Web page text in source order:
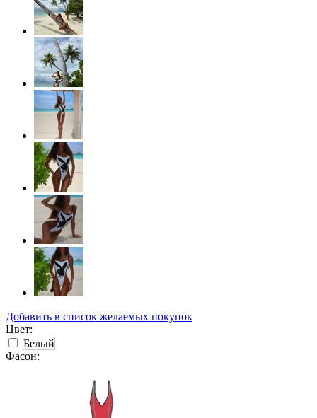
Добавить в список желаемых покупок
Цвет:
Белый
Фасон: